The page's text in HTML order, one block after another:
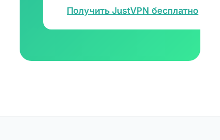
Получить JustVPN бесплатно